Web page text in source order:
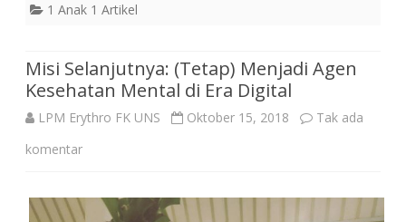
1 Anak 1 Artikel
Misi Selanjutnya: (Tetap) Menjadi Agen
Kesehatan Mental di Era Digital
LPM Erythro FK UNS Oktober 15, 2018
Tak ada
komentarpada
Selanjutnya: